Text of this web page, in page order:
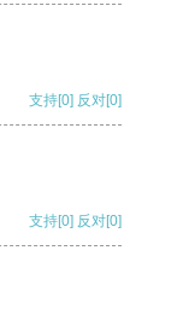
支持[0] 反对[0]
支持[0] 反对[0]